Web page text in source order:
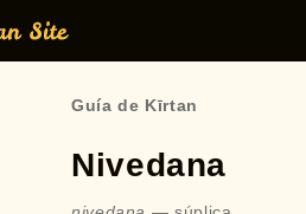
Guía de Kīrtan
Nivedana